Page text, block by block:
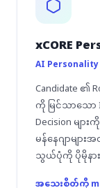
xCORE
AI
Candidate ၏
ကို မြင်သာသော
Decision မျာ
မန်နေဂျာမ
သွယ်ပုံကို ပိုမိုန